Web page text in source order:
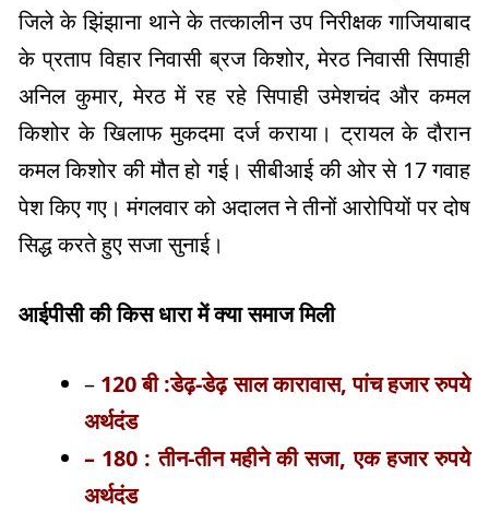
जिले के झिंझाना थाने के तत्कालीन उप निरीक्षक गाजियाबाद
के प्रताप विहार निवासी ब्रज किशोर, मेरठ निवासी सिपाही
अनिल कुमार, मेरठ में रह रहे सिपाही उमेशचंद और कमल
किशोर के खिलाफ मुकदमा दर्ज कराया। ट्रायल के दौरान
कमल किशोर की मौत हो गई। सीबीआई की ओर से 17 गवाह
पेश किए गए। मंगलवार को अदालत ने तीनों आरोपियों पर दोष
सिद्ध करते हुए सजा सुनाई।
आईपीसी की किस धारा में क्या समाज मिली
– 120 बी :डेढ़-डेढ़ साल कारावास, पांच हजार रुपये
अर्थदंड
– 180 : तीन-तीन महीने की सजा, एक हजार रुपये
अर्थदंड